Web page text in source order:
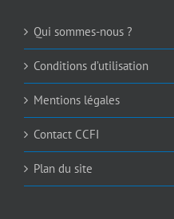
Qui sommes-nous ?
Conditions d’utilisation
Mentions légales
Contact CCFI
Plan du site